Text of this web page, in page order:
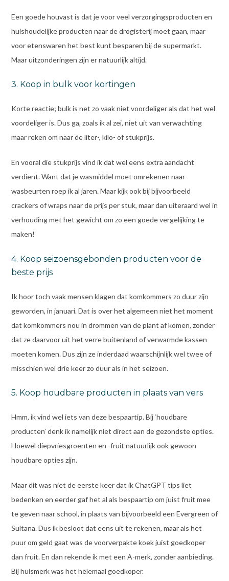
Een goede houvast is dat je voor veel verzorgingsproducten en
huishoudelijke producten naar de drogisterij moet gaan, maar
voor etenswaren het best kunt besparen bij de supermarkt.
Maar uitzonderingen zijn er natuurlijk altijd.
3. Koop in bulk voor kortingen
Korte reactie; bulk is net zo vaak niet voordeliger als dat het wel
voordeliger is. Dus ga, zoals ik al zei, niet uit van verwachting
maar reken om naar de liter-, kilo- of stukprijs.
En vooral die stukprijs vind ik dat wel eens extra aandacht
verdient. Want dat je wasmiddel moet omrekenen naar
wasbeurten roep ik al jaren. Maar kijk ook bij bijvoorbeeld
crackers of wraps naar de prijs per stuk, maar dan uiteraard wel in
verhouding met het gewicht om zo een goede vergelijking te
maken!
4. Koop seizoensgebonden producten voor de
beste prijs
Ik hoor toch vaak mensen klagen dat komkommers zo duur zijn
geworden, in januari. Dat is over het algemeen niet het moment
dat komkommers nou in drommen van de plant af komen, zonder
dat ze daarvoor uit het verre buitenland of verwarmde kassen
moeten komen. Dus zijn ze inderdaad waarschijnlijk wel twee of
misschien wel drie keer zo duur als in het seizoen.
5. Koop houdbare producten in plaats van vers
Hmm, ik vind wel iets van deze bespaartip. Bij ‘houdbare
producten’ denk ik namelijk niet direct aan de gezondste opties.
Hoewel diepvriesgroenten en -fruit natuurlijk ook gewoon
houdbare opties zijn.
Maar dit was niet de eerste keer dat ik ChatGPT tips liet
bedenken en eerder gaf het al als bespaartip om juist fruit mee
te geven naar school, in plaats van bijvoorbeeld een Evergreen of
Sultana. Dus ik besloot dat eens uit te rekenen, maar als het
puur om geld gaat was de voorverpakte koek juist goedkoper
dan fruit. En dan rekende ik met een A-merk, zonder aanbieding.
Bij huismerk was het helemaal goedkoper.